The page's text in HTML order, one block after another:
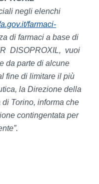
negli elenchi
farmaci-
di farmaci a base di
DISOPROXIL, vuoi
da parte di alcune
fine di limitare il più
la Direzione della
Torino, informa che
contingentata per